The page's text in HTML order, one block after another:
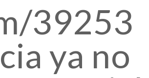
39253
ya no